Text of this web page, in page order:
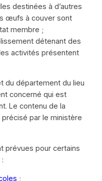
destinées à d’autres
œufs à couver sont
membre ;
détenant des
activités présentent
du département du lieu
concerné qui est
Le contenu de la
par le ministère
prévues pour certains
;